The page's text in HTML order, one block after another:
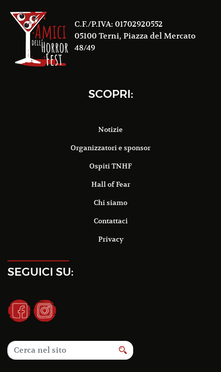
C.F./P.IVA: 01702920552
05100 Terni, Piazza del Mercato
48/49
SCOPRI:
Notizie
Organizzatori e sponsor
Ospiti TNHF
Hall of Fear
Chi siamo
Contattaci
Privacy
SEGUICI SU: